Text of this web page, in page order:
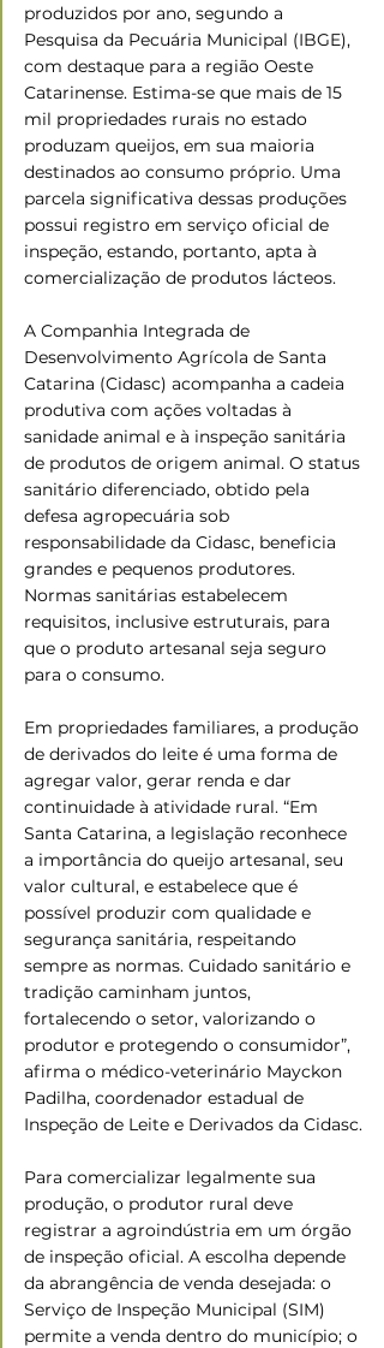
produzidos por ano, segundo a
Pesquisa da Pecuária Municipal (IBGE),
com destaque para a região Oeste
Catarinense. Estima-se que mais de 15
mil propriedades rurais no estado
produzam queijos, em sua maioria
destinados ao consumo próprio. Uma
parcela significativa dessas produções
possui registro em serviço oficial de
inspeção, estando, portanto, apta à
comercialização de produtos lácteos.
A Companhia Integrada de
Desenvolvimento Agrícola de Santa
Catarina (Cidasc) acompanha a cadeia
produtiva com ações voltadas à
sanidade animal e à inspeção sanitária
de produtos de origem animal. O status
sanitário diferenciado, obtido pela
defesa agropecuária sob
responsabilidade da Cidasc, beneficia
grandes e pequenos produtores.
Normas sanitárias estabelecem
requisitos, inclusive estruturais, para
que o produto artesanal seja seguro
para o consumo.
Em propriedades familiares, a produção
de derivados do leite é uma forma de
agregar valor, gerar renda e dar
continuidade à atividade rural. “Em
Santa Catarina, a legislação reconhece
a importância do queijo artesanal, seu
valor cultural, e estabelece que é
possível produzir com qualidade e
segurança sanitária, respeitando
sempre as normas. Cuidado sanitário e
tradição caminham juntos,
fortalecendo o setor, valorizando o
produtor e protegendo o consumidor”,
afirma o médico-veterinário Mayckon
Padilha, coordenador estadual de
Inspeção de Leite e Derivados da Cidasc.
Para comercializar legalmente sua
produção, o produtor rural deve
registrar a agroindústria em um órgão
de inspeção oficial. A escolha depende
da abrangência de venda desejada: o
Serviço de Inspeção Municipal (SIM)
permite a venda dentro do município; o